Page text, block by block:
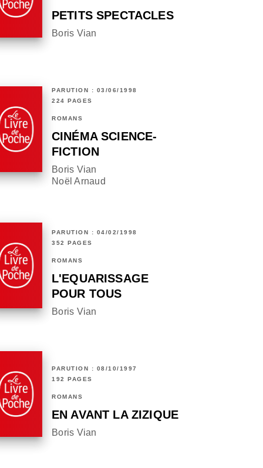
PETITS SPECTACLES
Boris Vian
PARUTION : 03/06/1998
224 PAGES
ROMANS
CINÉMA SCIENCE-
FICTION
Boris Vian
Noël Arnaud
PARUTION : 04/02/1998
352 PAGES
ROMANS
L'EQUARISSAGE
POUR TOUS
Boris Vian
PARUTION : 08/10/1997
192 PAGES
ROMANS
EN AVANT LA ZIZIQUE
Boris Vian